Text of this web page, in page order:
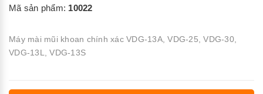
Mã sản phẩm: 10022
Máy mài mũi khoan chính xác VDG-13A, VDG-25, VDG-30,
VDG-13L, VDG-13S